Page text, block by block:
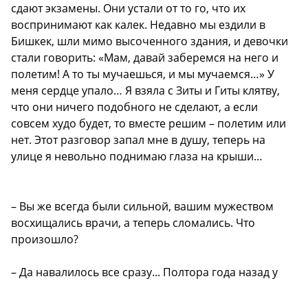
сдают экзамены. Они устали от то го, что их
воспринимают как калек. Недавно мы ездили в
Бишкек, шли мимо высоченного здания, и девочки
стали говорить: «Мам, давай заберемся на него и
полетим! А то ты мучаешься, и мы мучаемся…» У
меня сердце упало… Я взяла с Зиты и Гиты клятву,
что они ничего подобного не сделают, а если
совсем худо будет, то вместе решим – полетим или
нет. Этот разговор запал мне в душу, теперь на
улице я невольно поднимаю глаза на крыши…
– Вы же всегда были сильной, вашим мужеством
восхищались врачи, а теперь сломались. Что
произошло?
– Да навалилось все сразу... Полтора года назад у